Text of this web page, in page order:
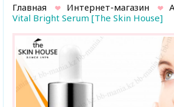
Главная Интернет-магазин
Vital Bright Serum [The Skin House]